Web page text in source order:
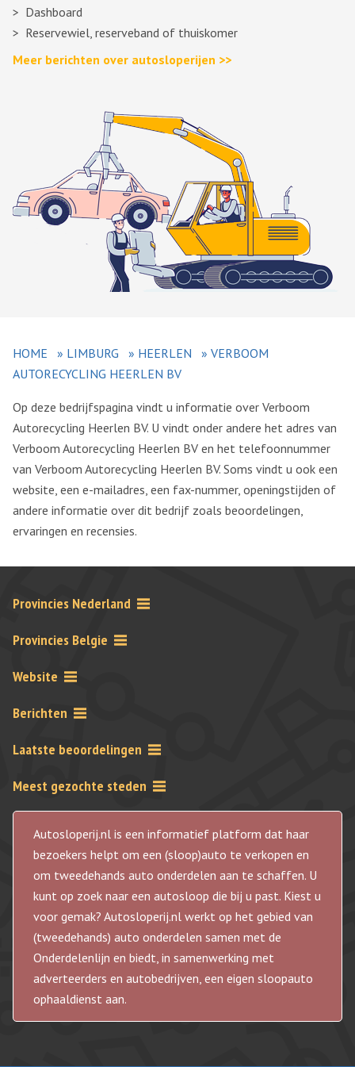
Dashboard
Reservewiel, reserveband of thuiskomer
Meer berichten over autosloperijen >>
HOME » LIMBURG » HEERLEN » VERBOOM
AUTORECYCLING HEERLEN BV
Op deze bedrijfspagina vindt u informatie over Verboom
Autorecycling Heerlen BV. U vindt onder andere het adres van
Verboom Autorecycling Heerlen BV en het telefoonnummer
van Verboom Autorecycling Heerlen BV. Soms vindt u ook een
website, een e-mailadres, een fax-nummer, openingstijden of
andere informatie over dit bedrijf zoals beoordelingen,
ervaringen en recensies.
Provincies Nederland
Provincies Belgie
Website
Berichten
Laatste beoordelingen
Meest gezochte steden
Autosloperij.nl is een informatief platform dat haar
bezoekers helpt om een (sloop)auto te verkopen en
om tweedehands auto onderdelen aan te schaffen. U
kunt op zoek naar een autosloop die bij u past. Kiest u
voor gemak? Autosloperij.nl werkt op het gebied van
(tweedehands) auto onderdelen samen met de
Onderdelenlijn en biedt, in samenwerking met
adverteerders en autobedrijven, een eigen sloopauto
ophaaldienst aan.